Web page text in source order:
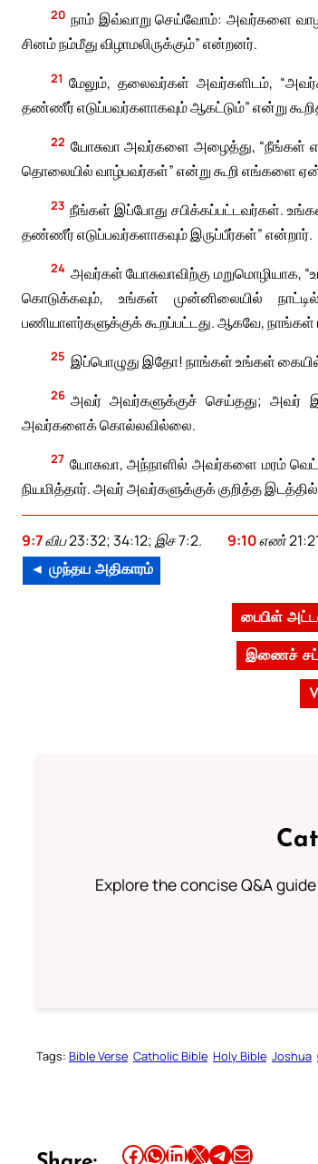
20 நாம் இவ்வாறு செய்வோம்: அவர்களை வாழ
சினம் நம்மீது விழாமலிருக்கும்” என்றனர்.
21 மேலும், தலைவர்கள் அவர்களிடம்,
தண்ணீர் எடுப்பவர்களாகவும் ஆகட்டும்” என்று
22 யோசுவா அவர்களை அழைத்து, “நீங்கள்
தொலையில் வாழ்பவர்கள்” என்று கூறி எங்களை
23 நீங்கள் இப்போது சபிக்கப்பட்டவர்கள்.
தண்ணீர் எடுப்பவர்களாகவும் இருப்பீர்கள்” என்றார்.
24 அவர்கள் யோசுவாவிற்கு மறுமொழியாக,
கொடுக்கவும், உங்கள் முன்னிலையில்
பணியாளர்களுக்குக் கூறப்பட்டது. ஆகவே,
25 இப்பொழுது இதோ! நாங்கள் உங்கள்
26 அவர் அவர்களுக்குச் செய்தது; அவர்
அவர்களைக் கொல்லவில்லை.
27 யோசுவா, அந்நாளில் அவர்களை மரம்
நியமித்தார். அவர் அவர்களுக்குக் குறித்த
9:7விப 23:32; 34:12; இச 7:2. 9:10எண்
◄ முந்தய அதிகாரம்
பைபிள்
இணைச்
Explore the concise Q&A
Tags: Bible Verse Catholic Bible Holy Bible Joshua
Share this article on Facebook Share this article on WhatsApp Share this article on LinkedIn Share this article on X Share this article on TelegramEmail this Article